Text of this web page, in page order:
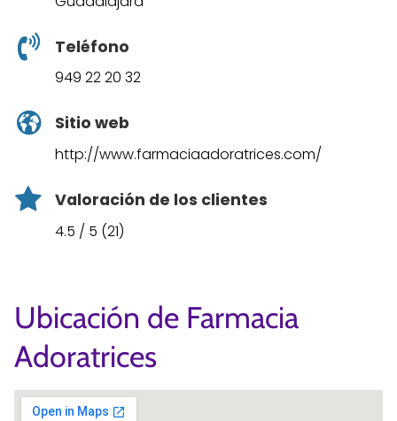
Teléfono
949 22 20 32
Sitio web
http://www.farmaciaadoratrices.com/
Valoración de los clientes
4.5 / 5 (21)
Ubicación de Farmacia
Adoratrices